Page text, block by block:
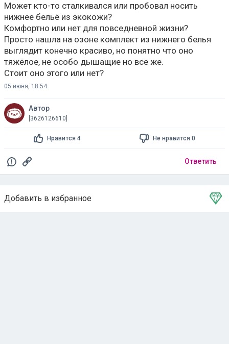
Может кто-то сталкивался или пробовал носить
нижнее бельё из экокожи?
Комфортно или нет для повседневной жизни?
Просто нашла на озоне комплект из нижнего белья
выглядит конечно красиво, но понятно что оно
тяжёлое, не особо дышащие но все же.
Стоит оно этого или нет?
05 июня, 18:54
Автор
[3626126610]
Нравится 4 Не нравится 0
Ответить
Добавить в избранное
Тема в избранном